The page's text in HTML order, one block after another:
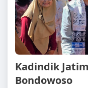
Kadindik
Bondowoso